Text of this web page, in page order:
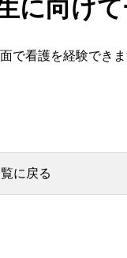
に向け
で看護を経験でき
に戻る